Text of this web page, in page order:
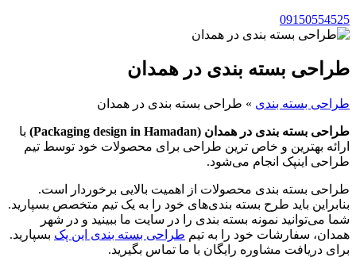
09150554525
طراحی بسته بندی در همدان
طراحی بسته بندی » طراحی بسته بندی در همدان
طراحی بسته بندی در همدان (Packaging design in Hamadan)
با
ارائه بهترین و خاص ترین طراحی برای محصولات خود توسط تیم
طراحی اینپک انجام می‌شود.
طراحی بسته بندی محصولات از اهمیت بالایی برخوردار است.
بنابراین باید طرح بسته بندی‌های خود را به یک تیم متخصص بسپارید.
شما می‌توانید نمونه بسته بندی را در سایت ما ببینید و در شهر
همدان، سفارشات خود را به تیم طراحی بسته بندی این پک بسپارید.
برای دریافت مشاوره رایگان با ما تماس بگیرید.